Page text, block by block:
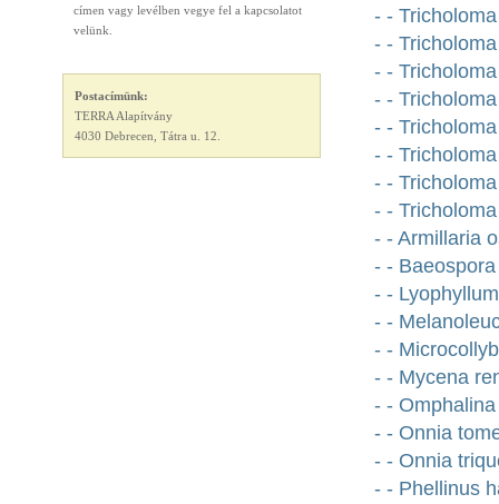
címen vagy levélben vegye fel a kapcsolatot
velünk.
Postacímünk:
TERRA Alapítvány
4030 Debrecen, Tátra u. 12.
- -
- -
- -
- -
- -
- -
- -
- -
- - Armillaria
- -
- -
- -
- -
- - Mycena
- -
- - Onnia
- - Onnia
- - Phellinus